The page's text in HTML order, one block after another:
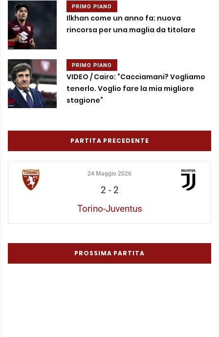
PRIMO PIANO
Ilkhan come un anno fa: nuova
rincorsa per una maglia da titolare
PRIMO PIANO
VIDEO / Cairo: “Cacciamani? Vogliamo
tenerlo. Voglio fare la mia migliore
stagione”
PARTITA PRECEDENTE
24 Maggio 2026
2 - 2
Torino-Juventus
PROSSIMA PARTITA